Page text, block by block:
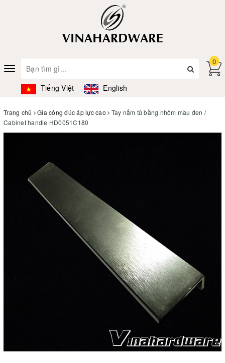
Toggle
navigation
Tiếng Việt English
0
Trang chủ Gia công đúc áp lực cao
Tay nắm tủ bằng nhôm màu đen /
Cabinet handle HD0051C180